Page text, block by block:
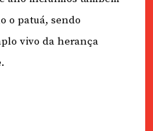
o patuá, sendo
vivo da herança